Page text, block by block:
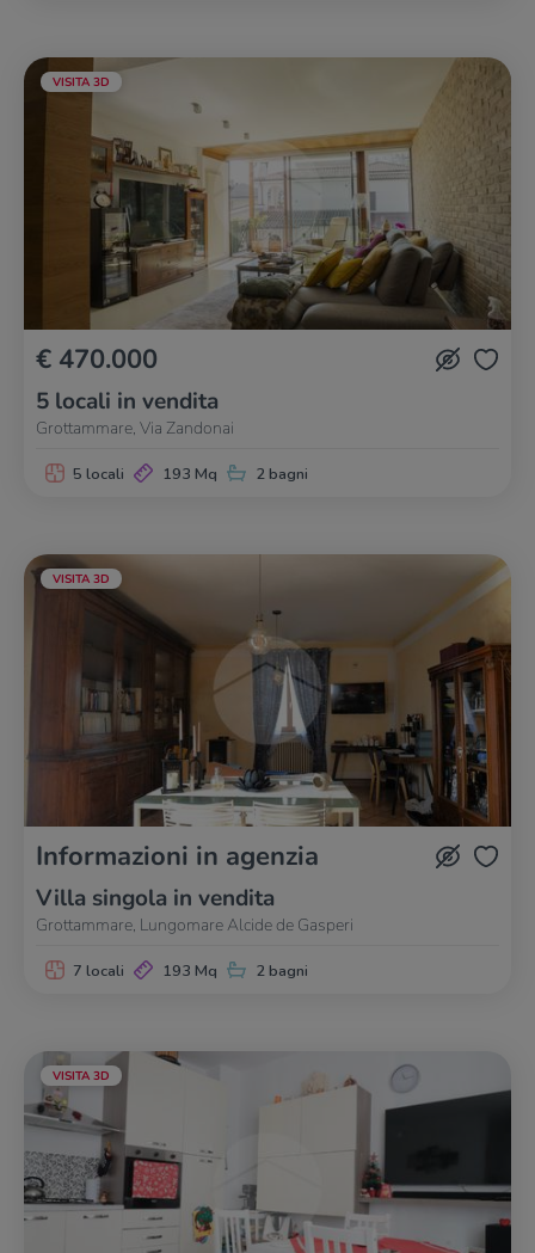
VISITA 3D
€ 470.000
5 locali in vendita
Grottammare, Via Zandonai
5 locali 193 Mq 2 bagni
VISITA 3D
Informazioni in agenzia
Villa singola in vendita
Grottammare, Lungomare Alcide de Gasperi
7 locali 193 Mq 2 bagni
VISITA 3D